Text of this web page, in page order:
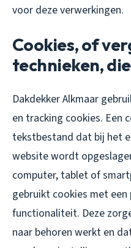
voor deze verwerkingen.
Cookies, of
technieken,
Dakdekker Alkmaar
en tracking cookies. Een
tekstbestand dat bij het
website wordt
computer, tablet of
gebruikt cookies met een
functionaliteit. Deze
naar behoren werkt en